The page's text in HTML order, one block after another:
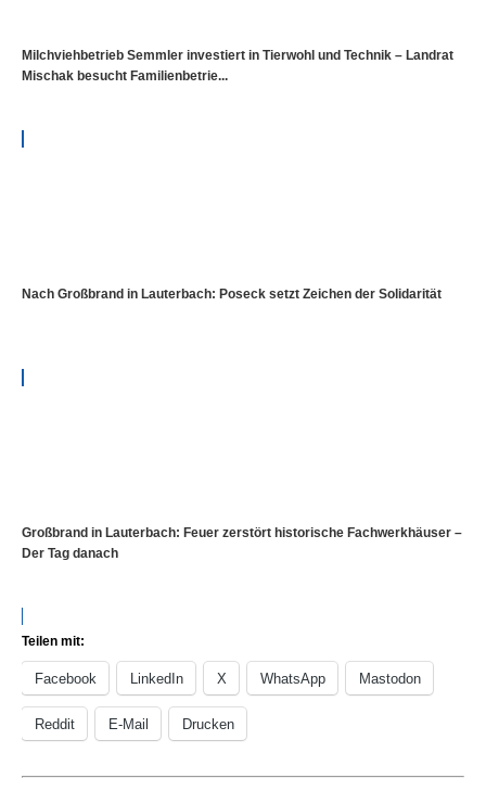
Milchviehbetrieb Semmler investiert in Tierwohl und Technik – Landrat
Mischak besucht Familienbetrie...
Nach Großbrand in Lauterbach: Poseck setzt Zeichen der Solidarität
Großbrand in Lauterbach: Feuer zerstört historische Fachwerkhäuser –
Der Tag danach
Teilen mit:
Facebook LinkedIn X WhatsApp Mastodon
Reddit E-Mail Drucken